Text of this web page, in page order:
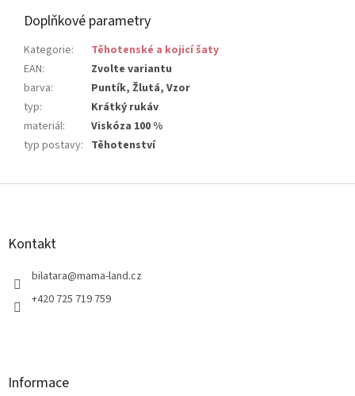
Doplňkové parametry
Kategorie:
Těhotenské a kojicí šaty
EAN:
Zvolte variantu
barva:
Puntík, Žlutá, Vzor
typ:
Krátký rukáv
materiál:
Viskóza 100 %
typ postavy: Těhotenství
Z
Kontakt
bilatara@mama-land.cz
+420 725 719 759
Informace